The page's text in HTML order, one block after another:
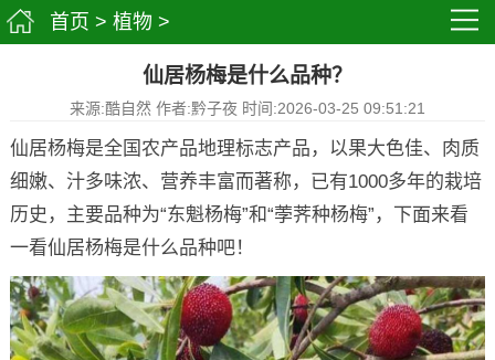
首页 > 植物 >
仙居杨梅是什么品种？
来源:酷自然 作者:黔子夜 时间:2026-03-25 09:51:21
仙居杨梅是全国农产品地理标志产品，以果大色佳、肉质
细嫩、汁多味浓、营养丰富而著称，已有1000多年的栽培
历史，主要品种为“东魁杨梅”和“荸荠种杨梅”，下面来看
一看仙居杨梅是什么品种吧！